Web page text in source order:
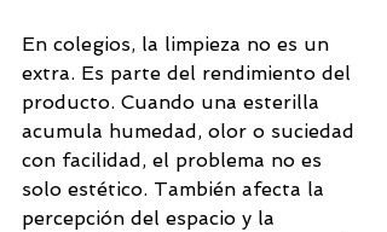
En colegios, la limpieza no es un
extra. Es parte del rendimiento del
producto. Cuando una esterilla
acumula humedad, olor o suciedad
con facilidad, el problema no es
solo estético. También afecta la
percepción del espacio y la